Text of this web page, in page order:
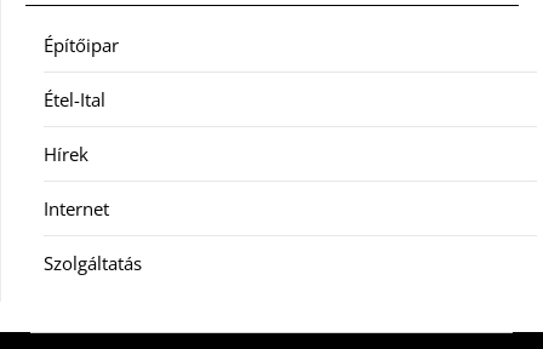
Építőipar
Étel-Ital
Hírek
Internet
Szolgáltatás